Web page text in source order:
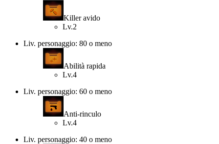
Killer avido
Lv.2
Liv. personaggio: 80 o meno
Abilità rapida
Lv.4
Liv. personaggio: 60 o meno
Anti-rinculo
Lv.4
Liv. personaggio: 40 o meno